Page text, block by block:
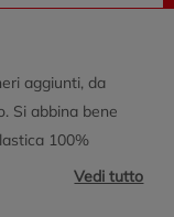
aggiunti, da
Si abbina bene
100%
Vedi tutto